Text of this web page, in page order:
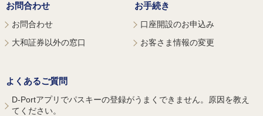
お問合わせ
お問合わせ
大和証券以外の窓口
お手続き
口座開設のお申込み
お客さま情報の変更
よくあるご質問
D-Portアプリでパスキーの登録がうまくできません。原因を教え
てください。